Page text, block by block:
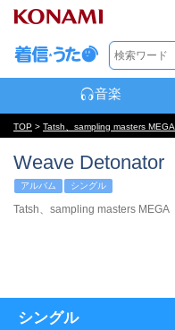
音楽
TOP > Tatsh、sampling masters MEGA
Weave Detonator
アルバム シングル
Tatsh、sampling masters MEGA
シングル